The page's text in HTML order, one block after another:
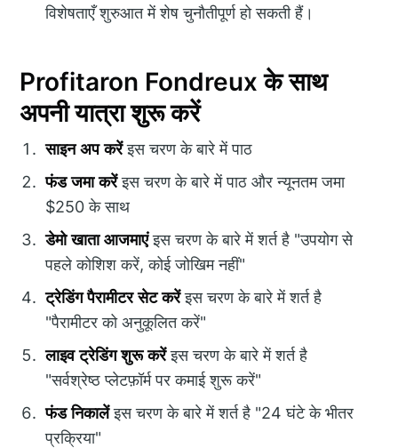
विशेषताएँ शुरुआत में शेष चुनौतीपूर्ण हो सकती हैं।
Profitaron Fondreux के साथ
अपनी यात्रा शुरू करें
साइन अप करेंइस चरण के बारे में पाठ
फंड जमा करेंइस चरण के बारे में पाठ और न्यूनतम जमा
$250 के साथ
डेमो खाता आजमाएंइस चरण के बारे में शर्त है "उपयोग से
पहले कोशिश करें, कोई जोखिम नहीं"
ट्रेडिंग पैरामीटर सेट करेंइस चरण के बारे में शर्त है
"पैरामीटर को अनुकूलित करें"
लाइव ट्रेडिंग शुरू करेंइस चरण के बारे में शर्त है
"सर्वश्रेष्ठ प्लेटफ़ॉर्म पर कमाई शुरू करें"
फंड निकालेंइस चरण के बारे में शर्त है "24 घंटे के भीतर
प्रक्रिया"